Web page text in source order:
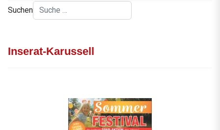
Suchen
Inserat-Karussell